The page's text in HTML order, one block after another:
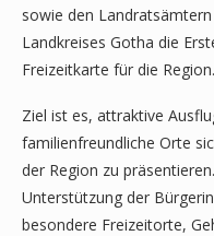
sowie den
Landkreises Gotha die
Freizeitkarte für die Region.
Ziel ist es, attraktive
familienfreundliche Orte
der Region zu
Unterstützung der
besondere Freizeitorte,